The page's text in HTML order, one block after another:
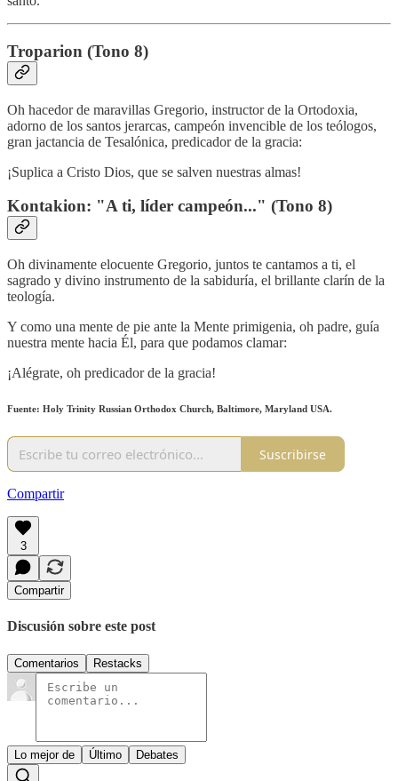
Troparion (Tono 8)
Oh hacedor de maravillas Gregorio, instructor de la Ortodoxia,
adorno de los santos jerarcas, campeón invencible de los teólogos,
gran jactancia de Tesalónica, predicador de la gracia:
¡Suplica a Cristo Dios, que se salven nuestras almas!
Kontakion: "A ti, líder campeón..." (Tono 8)
Oh divinamente elocuente Gregorio, juntos te cantamos a ti, el
sagrado y divino instrumento de la sabiduría, el brillante clarín de la
teología.
Y como una mente de pie ante la Mente primigenia, oh padre, guía
nuestra mente hacia Él, para que podamos clamar:
¡Alégrate, oh predicador de la gracia!
Fuente: Holy Trinity Russian Orthodox Church, Baltimore, Maryland USA.
Suscribirse
Compartir
3
Compartir
Discusión sobre este post
Comentarios Restacks
Lo mejor de Último Debates